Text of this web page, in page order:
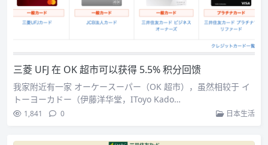
三菱 UFJ 在 OK 超市可以获得 5.5% 积分回馈
我家附近有一家 オーケースーパー（OK 超市），虽然相较于 イ
トーヨーカドー（伊藤洋华堂，IToyo Kado…
1,841 0 日本生活